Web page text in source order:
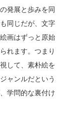
発展と歩みを同
同じだが、文字
画はずっと原始
れます。つまり
して、素朴絵を
ャンルだという
学問的な裏付け